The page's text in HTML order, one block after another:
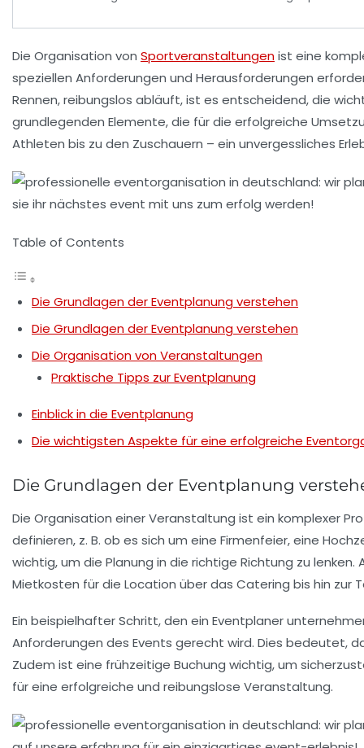
Die Organisation von Sportveranstaltungenist eine
speziellen Anforderungen und Herausforderungen
Rennen, reibungslos abläuft, ist es entscheidend, die
grundlegenden Elemente, die für die erfolgreiche
Athleten bis zu den Zuschauern – ein unvergessliches
Table of Contents
Die Grundlagen der Eventplanung verstehen
Die Grundlagen der Eventplanung verstehen
Die Organisation von Veranstaltungen
Praktische Tipps zur Eventplanung
Einblick in die Eventplanung
Die wichtigsten Aspekte für eine erfolgreiche
Die Grundlagen der Eventplanung
Die Organisation einer Veranstaltung ist ein komplexer
definieren, z. B. ob es sich um eine Firmenfeier, eine
wichtig, um die Planung in die richtige Richtung zu
Mietkosten für die Location über das Catering bis hin zur
Ein beispielhafter Schritt, den ein Eventplaner
Anforderungen des Events gerecht wird. Dies bedeutet,
Zudem ist eine frühzeitige Buchung wichtig, um
für eine erfolgreiche und reibungslose Veranstaltung.